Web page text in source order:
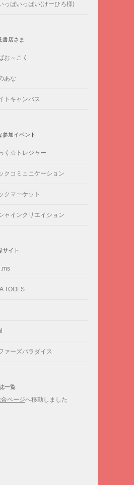
っぱいっぱい(けーひろ様)
書店さま
お～こく
あな
トキャンバス
参加イベント
く☆トレジャー
クコミュニケーション
クマーケット
ャインクリエイション
サイト
TOOLS
ァーズパラダイス
一覧
ページへ移動しました